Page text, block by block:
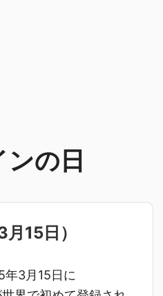
ンの日
月15日 ）
年3月15日に